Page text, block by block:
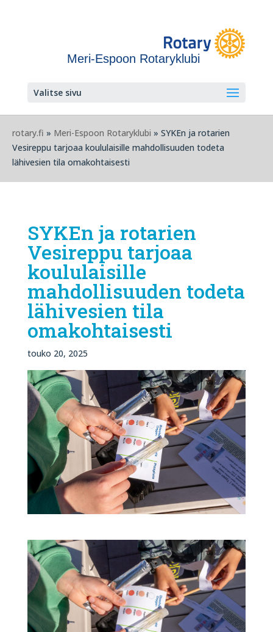
Meri-Espoon Rotaryklubi
Valitse sivu
rotary.fi » Meri-Espoon Rotaryklubi » SYKEn ja rotarien
Vesireppu tarjoaa koululaisille mahdollisuuden todeta
lähivesien tila omakohtaisesti
SYKEn ja rotarien
Vesireppu tarjoaa
koululaisille
mahdollisuuden todeta
lähivesien tila
omakohtaisesti
touko 20, 2025